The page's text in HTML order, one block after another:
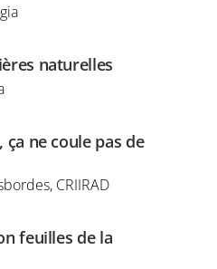
naturelles
ça ne coule pas de
CRIIRAD
feuilles de la